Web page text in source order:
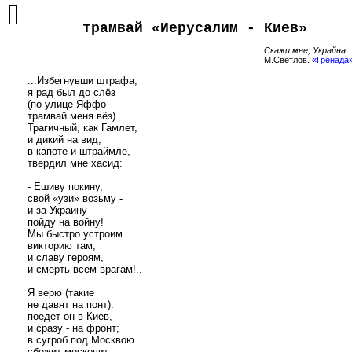
трамвай «Иерусалим - Киев»
Скажи мне, Украйна...
М.Светлов.
      ...Избегнувши штрафа,
я рад был до слёз
      (по улице Яффо
      трамвай меня вёз).
      Трагичный, как Гамлет,
      и дикий на вид,
      в капоте и штраймле,
      твердил мне хасид:
      - Ешиву покину,
      свой «узи» возьму -
      и за Украину
      пойду на войну!
      Мы быстро устроим
      викторию там,
      и славу героям,
      и смерть всем врагам!..
      Я верю (такие
      не давят на понт):
      поедет он в Киев,
      и сразу - на фронт;
      в сугроб под Москвою